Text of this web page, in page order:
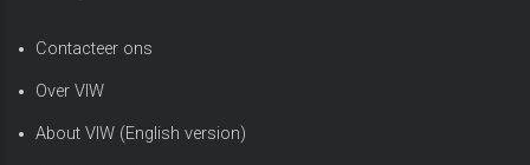
Contacteer ons
Over VIW
About VIW (English version)